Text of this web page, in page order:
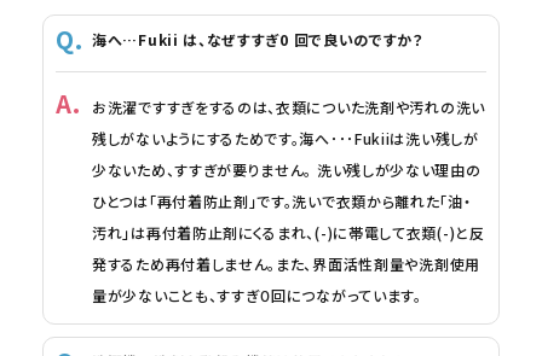
海へ…Fukii は、なぜすすぎ0 回で良いのですか？
お洗濯ですすぎをするのは、衣類についた洗剤や汚れの洗い
残しがないようにするためです。海へ･･･Fukiiは洗い残しが
少ないため、すすぎが要りません。 洗い残しが少ない理由の
ひとつは「再付着防止剤」です。洗いで衣類から離れた「油・
汚れ」は再付着防止剤にくるまれ、(-)に帯電して衣類(-)と反
発するため再付着しません。また、界面活性剤量や洗剤使用
量が少ないことも、すすぎ０回につながっています。